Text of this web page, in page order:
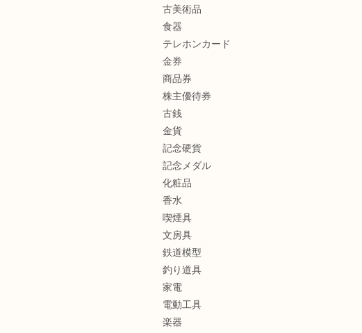
古美術品
食器
テレホンカード
金券
商品券
株主優待券
古銭
金貨
記念硬貨
記念メダル
化粧品
香水
喫煙具
文房具
鉄道模型
釣り道具
家電
電動工具
楽器